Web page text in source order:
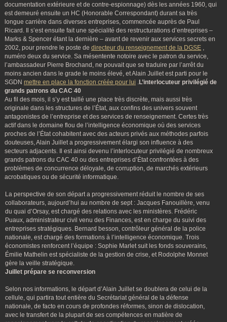
documentation extérieure et de contre-espionnage) dès les années 1960, qui
est demeuré ensuite un HC (Honorable Correspondant) durant sa très
longue carrière dans diverses entreprises, commencée auprès de Paul
Ricard. Il s’est ensuite fait une spécialité des restructurations d’entreprises –
Marks & Spencer étant la dernière – avant de revenir aux services secrets en
2002, pour prendre le poste de directeur du renseignement de la DGSE ,
numéro deux du service. Sa mésentente notoire avec le patron du service,
l’ambassadeur Pierre Brochand, ne pouvait que se traduire par l’arrêt du
moins ancien dans le grade le moins élevé, et Alain Juillet est parti pour le
SGDN mettre en place la fonction créée pour lui .L’interlocuteur privilégié de
grands patrons du CAC 40
Au fil des mois, il s’y est taillé une place très discrète, mais aussi très
originale dans les structures de l’État, aux confins des univers souvent
antagonistes de l’entreprise et des services de renseignement. Certes très
actif dans le domaine flou de l’intelligence économique où des services
proches de l’État cohabitent avec des acteurs privés aux méthodes parfois
douteuses, Alain Juillet a progressivement élargi son influence à des
secteurs adjacents. Il est ainsi devenu l’interlocuteur privilégié de nombreux
grands patrons du CAC 40 ou des entreprises d’État confrontées à des
problèmes de concurrence déloyale, de corruption, de marchés extérieurs
acrobatiques ou de sécurité informatique.
La perspective de son départ a progressivement réduit le nombre de ses
collaborateurs, aujourd’hui au nombre de sept : Jacques Fanouillère, venu
du quai d’Orsay, est chargé des relations avec les ministères. Frédéric
Puaux, administrateur civil venu des Finances, est en charge du suivi des
entreprises stratégiques. Bernard besson, contrôleur général de la police
nationale, est chargé des formations à l’intelligence économique. Trois
économistes renforcent l’équipe : Sophie Marlet suit les fonds souverains,
Émilie Mathelin est spécialiste de la gestion de crise, et Rodolphe Monnet
gère la veille stratégique.
Juillet prépare se reconversion
Selon nos informations, le départ d’Alain Juillet se doublera de celui de la
cellule, qui partira tout entière du Secrétariat général de la défense
nationale, de facto en cours de profondes réformes, sinon de dislocation,
avec le transfert de la plupart de ses compétences en matière de